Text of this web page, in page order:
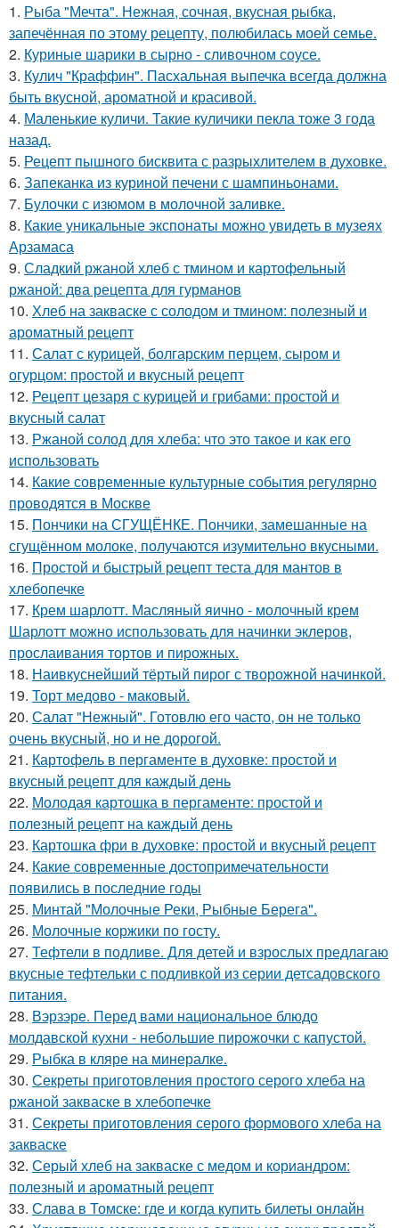
1. Рыба "Мечта". Нежная, сочная, вкусная рыбка,
запечённая по этому рецепту, полюбилась моей семье.
2. Куриные шарики в сырно - сливочном соусе.
3. Кулич "Краффин". Пасхальная выпечка всегда должна
быть вкусной, ароматной и красивой.
4. Маленькие куличи. Такие куличики пекла тоже 3 года
назад.
5. Рецепт пышного бисквита с разрыхлителем в духовке.
6. Запеканка из куриной печени с шампиньонами.
7. Булочки с изюмом в молочной заливке.
8. Какие уникальные экспонаты можно увидеть в музеях
Арзамаса
9. Сладкий ржаной хлеб с тмином и картофельный
ржаной: два рецепта для гурманов
10. Хлеб на закваске с солодом и тмином: полезный и
ароматный рецепт
11. Салат с курицей, болгарским перцем, сыром и
огурцом: простой и вкусный рецепт
12. Рецепт цезаря с курицей и грибами: простой и
вкусный салат
13. Ржаной солод для хлеба: что это такое и как его
использовать
14. Какие современные культурные события регулярно
проводятся в Москве
15. Пончики на СГУЩЁНКЕ. Пончики, замешанные на
сгущённом молоке, получаются изумительно вкусными.
16. Простой и быстрый рецепт теста для мантов в
хлебопечке
17. Крем шарлотт. Масляный яично - молочный крем
Шарлотт можно использовать для начинки эклеров,
прослаивания тортов и пирожных.
18. Наивкуснейший тёртый пирог с творожной начинкой.
19. Торт медово - маковый.
20. Салат "Нежный". Готовлю его часто, он не только
очень вкусный, но и не дорогой.
21. Картофель в пергаменте в духовке: простой и
вкусный рецепт для каждый день
22. Молодая картошка в пергаменте: простой и
полезный рецепт на каждый день
23. Картошка фри в духовке: простой и вкусный рецепт
24. Какие современные достопримечательности
появились в последние годы
25. Минтай "Молочные Реки, Рыбные Берега".
26. Молочные коржики по госту.
27. Тефтели в подливе. Для детей и взрослых предлагаю
вкусные тефтельки с подливкой из серии детсадовского
питания.
28. Вэрзэре. Перед вами национальное блюдо
молдавской кухни - небольшие пирожочки с капустой.
29. Рыбка в кляре на минералке.
30. Секреты приготовления простого серого хлеба на
ржаной закваске в хлебопечке
31. Секреты приготовления серого формового хлеба на
закваске
32. Серый хлеб на закваске с медом и кориандром:
полезный и ароматный рецепт
33. Слава в Томске: где и когда купить билеты онлайн